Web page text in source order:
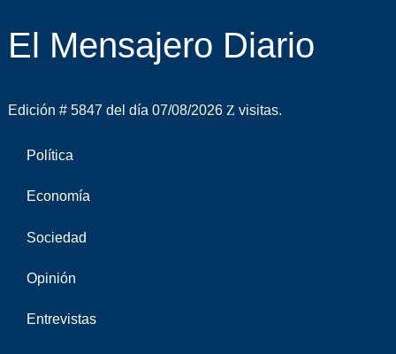
El Mensajero Diario
Edición # 5847 del día 07/08/2026 visitas.
Política
Economía
Sociedad
Opinión
Entrevistas